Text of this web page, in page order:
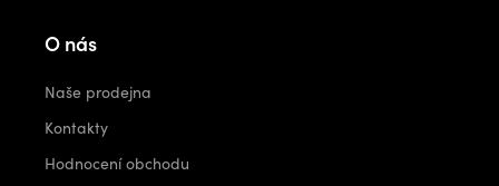
O nás
Naše prodejna
Kontakty
Hodnocení obchodu